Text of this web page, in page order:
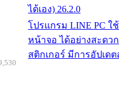
ได้เอง) 26.2.0
โปรแกรม LINE PC
หน้าจอ ได้อย่างสะดว
สติกเกอร์ มีการอัปเด